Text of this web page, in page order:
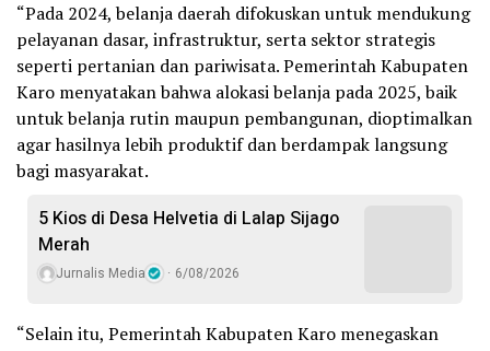
“Pada 2024, belanja daerah difokuskan untuk mendukung
pelayanan dasar, infrastruktur, serta sektor strategis
seperti pertanian dan pariwisata. Pemerintah Kabupaten
Karo menyatakan bahwa alokasi belanja pada 2025, baik
untuk belanja rutin maupun pembangunan, dioptimalkan
agar hasilnya lebih produktif dan berdampak langsung
bagi masyarakat.
5 Kios di Desa Helvetia di Lalap Sijago
Merah
Jurnalis Media 6/08/2026
“Selain itu, Pemerintah Kabupaten Karo menegaskan